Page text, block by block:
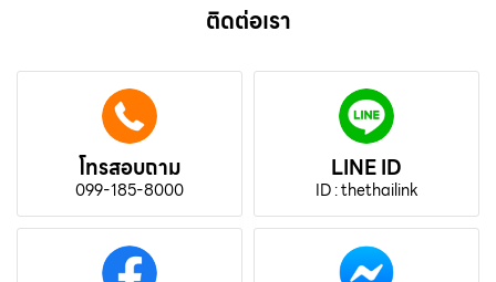
ติดต่อเรา
โทรสอบถาม
099-185-8000
LINE ID
ID : thethailink